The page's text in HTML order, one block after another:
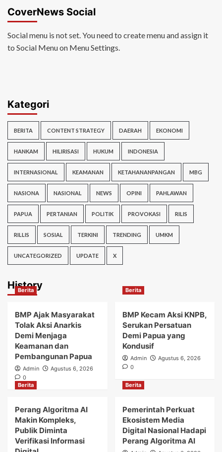
CoverNews Social
Social menu is not set. You need to create menu and assign it
to Social Menu on Menu Settings.
Kategori
BERITA CONTENT STRATEGY DAERAH EKONOMI
HANKAM HILIRISASI HUKUM INDONESIA
INTERNASIONAL KEAMANAN KETAHANANPANGAN MBG
NASIONA NASIONAL NEWS OPINI PAHLAWAN
PAPUA PERTANIAN POLITIK PROVOKASI RILIS
RILLIS SOSIAL TERKINI TRENDING UMKM
UNCATEGORIZED UPDATE X
History
Berita
BMP Ajak Masyarakat
Tolak Aksi Anarkis
Demi Menjaga
Keamanan dan
Pembangunan Papua
Admin
Agustus 6, 2026
0
Berita
BMP Kecam Aksi KNPB,
Serukan Persatuan
Demi Papua yang
Kondusif
Admin
Agustus 6, 2026
0
Berita
Perang Algoritma AI
Makin Kompleks,
Publik Diminta
Verifikasi Informasi
Berita
Pemerintah Perkuat
Ekosistem Media
Digital Nasional Hadapi
Perang Algoritma AI